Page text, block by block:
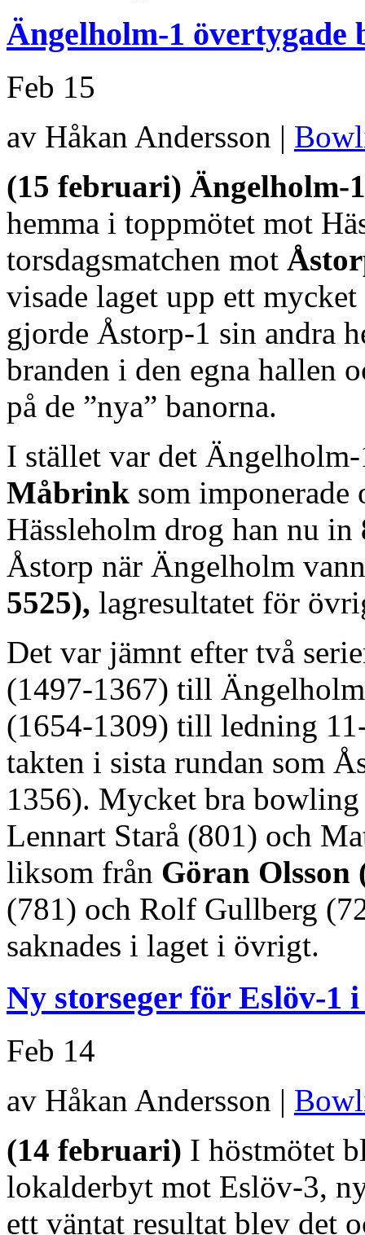
Ängelholm-1
Feb 15
av Håkan Andersson |
(15 februari) Ängelholm-1
hemma i toppmötet mot
torsdagsmatchen mot
visade laget upp ett
gjorde Åstorp-1 sin andra
branden i den egna hallen
på de ”nya” banorna.
I stället var det
Måbrink som imponerade
Hässleholm drog han nu in
Åstorp när Ängelholm
5525), lagresultatet för
Det var jämnt efter två
(1497-1367) till
(1654-1309) till ledning
takten i sista rundan som
1356). Mycket bra
Lennart Starå (801) och
liksom från Göran Olsson
(781) och Rolf Gullberg
saknades i laget i övrigt.
Ny storseger för Eslöv-1
Feb 14
av Håkan Andersson |
(14 februari) I höstmötet
lokalderbyt mot Eslöv-3,
ett väntat resultat blev det